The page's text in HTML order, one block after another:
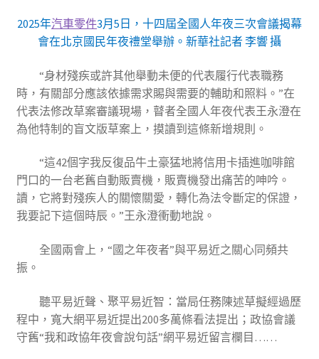
2025年汽車零件3月5日，十四屆全國人年夜三次會議揭幕
會在北京國民年夜禮堂舉辦。新華社記者 李響 攝
“身材殘疾或許其他舉動未便的代表履行代表職務
時，有關部分應該依據需求賜與需要的輔助和照料。”在
代表法修改草案審議現場，瞽者全國人年夜代表王永澄在
為他特制的盲文版草案上，摸讀到這條新增規則。
“這42個字我反復品牛土豪猛地將信用卡插進咖啡館
門口的一台老舊自動販賣機，販賣機發出痛苦的呻吟。
讀，它將對殘疾人的關懷關愛，轉化為法令斷定的保證，
我要記下這個時辰。”王永澄衝動地說。
全國兩會上，“國之年夜者”與平易近之關心同頻共
振。
聽平易近聲、聚平易近智：當局任務陳述草擬經過歷
程中，寬大網平易近提出200多萬條看法提出；政協會議
守舊“我和政協年夜會說句話”網平易近留言欄目……